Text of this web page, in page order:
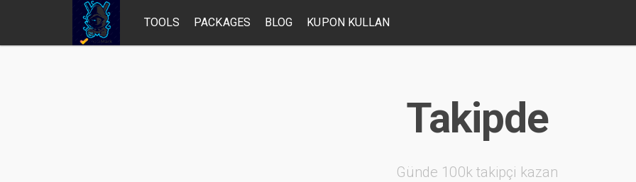
TOOLS PACKAGES BLOG KUPON KULLAN
Takipde
Günde 100k takipçi kazan